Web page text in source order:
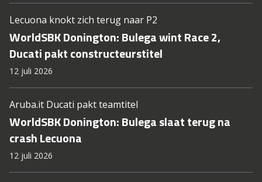
Lecuona knokt zich terug naar P2
WorldSBK Donington: Bulega wint Race 2,
Ducati pakt constructeurstitel
12 juli 2026
Aruba.it Ducati pakt teamtitel
WorldSBK Donington: Bulega slaat terug na
crash Lecuona
12 juli 2026